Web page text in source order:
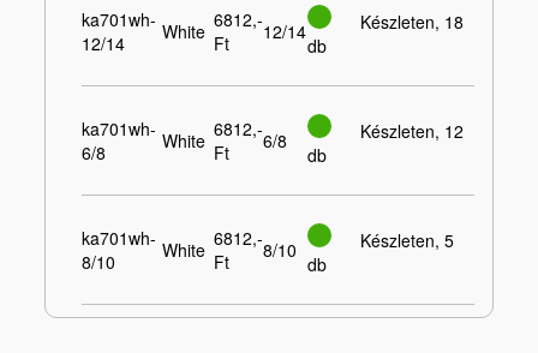
ka701wh-
12/14
White 6812,-
Ft
12/14
Készleten, 18
db
ka701wh-
6/8
White 6812,-
Ft
6/8
Készleten, 12
db
ka701wh-
8/10
White 6812,-
Ft
8/10
Készleten, 5
db